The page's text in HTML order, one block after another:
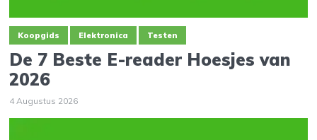
Koopgids Elektronica Testen
De 7 Beste E-reader Hoesjes van
2026
4 Augustus 2026